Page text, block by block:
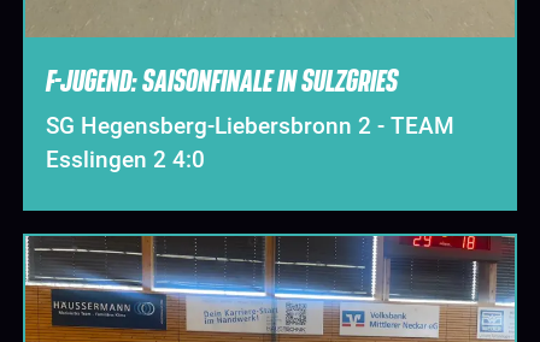
F-JUGEND: SAISONFINALE IN SULZGRIES
SG Hegensberg-Liebersbronn 2 - TEAM
Esslingen 2 4:0